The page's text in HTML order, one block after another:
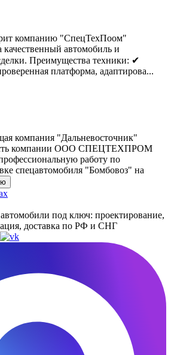
компанию "СпецТехПоом"
автомобиль и
Преимущества техники: ✔
платформа, адаптирова...
компания "Дальневосточник"
компании ООО СПЕЦТЕХПРОМ
работу по
спецавтомобиля "Бомбовоз" на
под ключ: проектирование,
доставка по РФ и СНГ